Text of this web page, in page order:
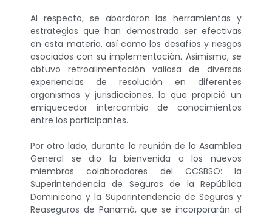
Al respecto, se abordaron las herramientas y
estrategias que han demostrado ser efectivas
en esta materia, así como los desafíos y riesgos
asociados con su implementación. Asimismo, se
obtuvo retroalimentación valiosa de diversas
experiencias de resolución en diferentes
organismos y jurisdicciones, lo que propició un
enriquecedor intercambio de conocimientos
entre los participantes.
Por otro lado, durante la reunión de la Asamblea
General se dio la bienvenida a los nuevos
miembros colaboradores del CCSBSO: la
Superintendencia de Seguros de la República
Dominicana y la Superintendencia de Seguros y
Reaseguros de Panamá, que se incorporarán al